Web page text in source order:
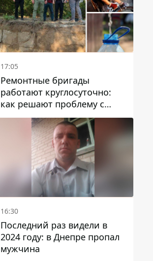
17:05
Ремонтные бригады
работают круглосуточно:
как решают проблему с
водой в Марганецкой
громаде
16:30
Последний раз видели в
2024 году: в Днепре пропал
мужчина